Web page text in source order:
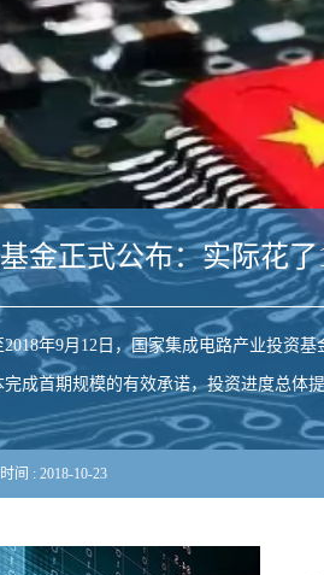
金正式公布：实际花了
2018年9月12日，国家集成电路产业投资
完成首期规模的有效承诺，投资进度总体
间 : 2018-10-23